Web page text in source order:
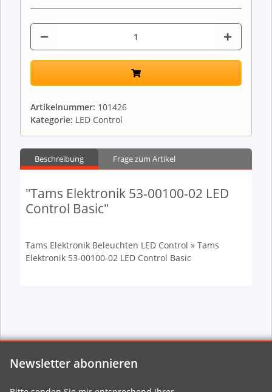
Artikelnummer: 101426
Kategorie: LED Control
Beschreibung Frage zum Artikel
"Tams Elektronik 53-00100-02 LED
Control Basic"
Tams Elektronik Beleuchten LED Control » Tams
Elektronik 53-00100-02 LED Control Basic
Newsletter abonnieren